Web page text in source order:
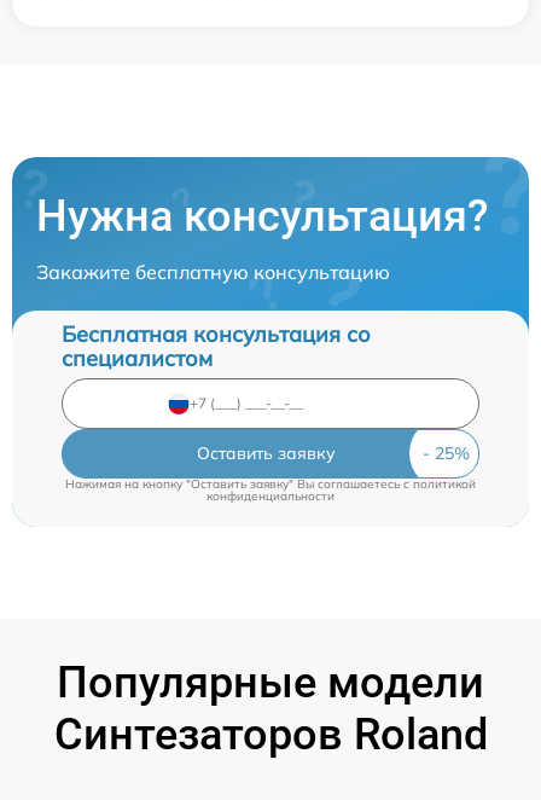
Нужна консультация?
Закажите бесплатную консультацию
Бесплатная консультация со
специалистом
Оставить заявку
Нажимая на кнопку "Оставить заявку" Вы соглашаетесь cполитикой
конфиденциальности
Популярные модели
Синтезаторов Roland